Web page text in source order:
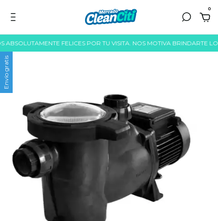
0
FELICES POR TU VISITA. NOS MOTIVA BRINDARTE LO
Envío gratis